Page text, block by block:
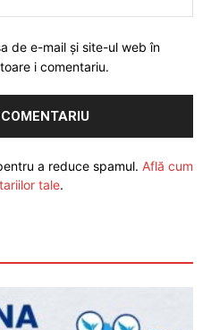
de e-mail și site-ul web în
i comentariu.
a reduce spamul. Află cum
tale.